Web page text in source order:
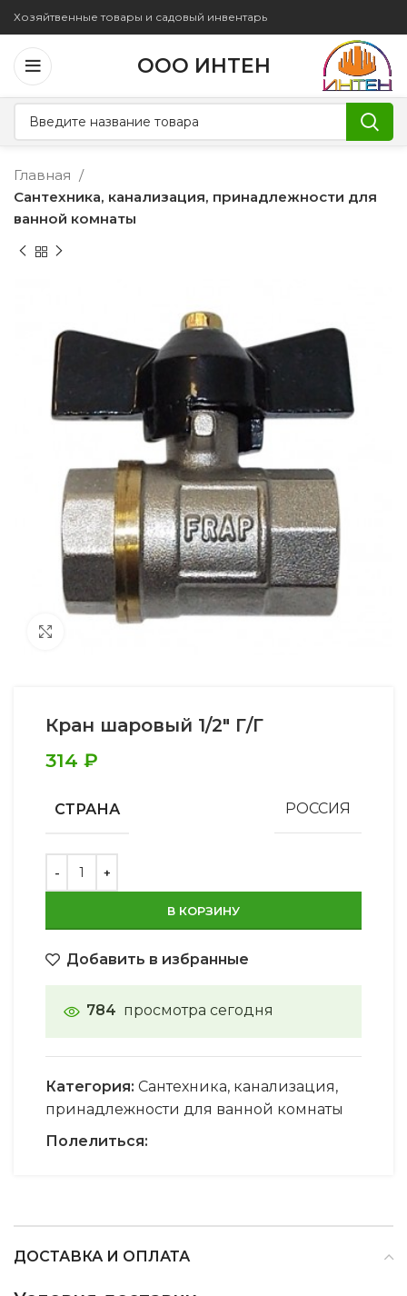
Хозяйтвенные товары и садовый инвентарь
ООО ИНТЕН
Главная
Сантехника, канализация, принадлежности для
ванной комнаты
Кран шаровый 1/2″ Г/Г
314 ₽
СТРАНА РОССИЯ
В КОРЗИНУ
Добавить в избранные
784 просмотра сегодня
Категория: Сантехника, канализация,
принадлежности для ванной комнаты
Полелиться:
ДОСТАВКА И ОПЛАТА